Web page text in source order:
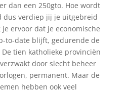
dan een 250gto. Hoe wordt
dus verdiep jij je uitgebreid
ervoor dat je economische
to-date blijft, gedurende de
tien katholieke provinciën
door slecht beheer
permanent. Maar de
hebben ook veel